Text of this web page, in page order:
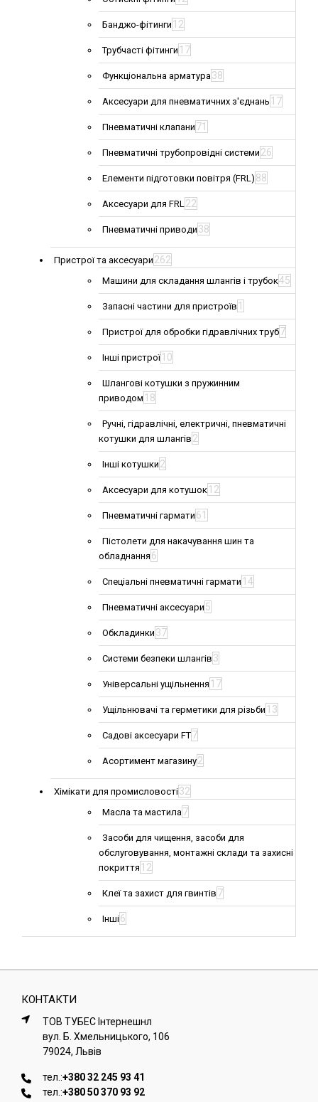
Банджо-фітинги 12
Трубчасті фітинги 17
Функціональна арматура38
Аксесуари для пневматичних з'єднань 17
Пневматичні клапани 71
Пневматичні трубопровідні системи 26
Елементи підготовки повітря (FRL) 88
Аксесуари для FRL22
Пневматичні приводи 38
Пристрої та аксесуари 262
Машини для складання шлангів і трубок45
Запасні частини для пристроїв 1
Пристрої для обробки гідравлічних труб7
Інші пристрої 10
Шлангові котушки з пружинним
приводом 18
Ручні, гідравлічні, електричні, пневматичні
котушки для шлангів 2
Інші котушки 2
Аксесуари для котушок 12
Пневматичні гармати 61
Пістолети для накачування шин та
обладнання 6
Спеціальні пневматичні гармати 14
Пневматичні аксесуари 5
Обкладинки 37
Системи безпеки шлангів 3
Універсальні ущільнення 17
Ущільнювачі та герметики для різьби 13
Садові аксесуари FT7
Асортимент магазину2
Хімікати для промисловості32
Масла та мастила7
Засоби для чищення, засоби для
обслуговування, монтажні склади та захисні
покриття 12
Клеї та захист для гвинтів 7
Інші6
КОНТАКТИ
ТОВ ТУБЕС Iнтернешнл
вул. Б. Хмельницького, 106
79024, Львiв
тел.:+380 32 245 93 41
тел.:+380 50 370 93 92